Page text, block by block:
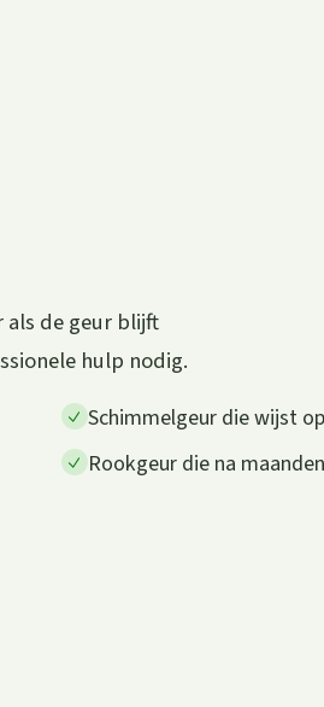
als de geur blijft
hulp nodig.
Schimmelgeur die wijst
Rookgeur die na